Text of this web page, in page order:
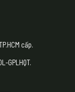
cấp.
GPLHQT.